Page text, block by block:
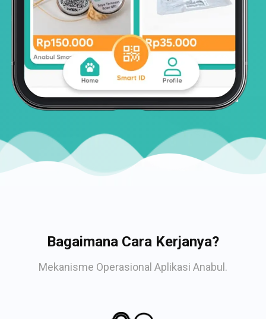
Bagaimana Cara Kerjanya?
Mekanisme Operasional Aplikasi Anabul.